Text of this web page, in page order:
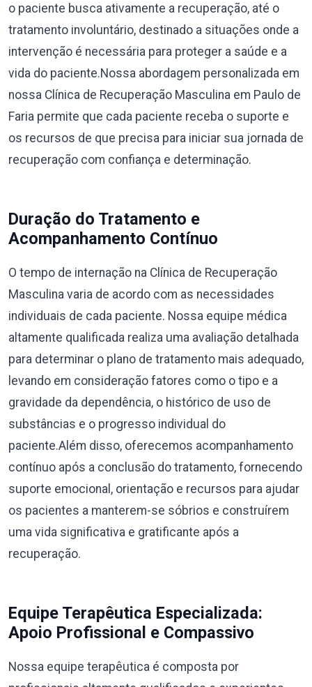
o paciente busca ativamente a recuperação, até o
tratamento involuntário, destinado a situações onde a
intervenção é necessária para proteger a saúde e a
vida do paciente.Nossa abordagem personalizada em
nossa Clínica de Recuperação Masculina em Paulo de
Faria permite que cada paciente receba o suporte e
os recursos de que precisa para iniciar sua jornada de
recuperação com confiança e determinação.
Duração do Tratamento e
Acompanhamento Contínuo
O tempo de internação na Clínica de Recuperação
Masculina varia de acordo com as necessidades
individuais de cada paciente. Nossa equipe médica
altamente qualificada realiza uma avaliação detalhada
para determinar o plano de tratamento mais adequado,
levando em consideração fatores como o tipo e a
gravidade da dependência, o histórico de uso de
substâncias e o progresso individual do
paciente.Além disso, oferecemos acompanhamento
contínuo após a conclusão do tratamento, fornecendo
suporte emocional, orientação e recursos para ajudar
os pacientes a manterem-se sóbrios e construírem
uma vida significativa e gratificante após a
recuperação.
Equipe Terapêutica Especializada:
Apoio Profissional e Compassivo
Nossa equipe terapêutica é composta por